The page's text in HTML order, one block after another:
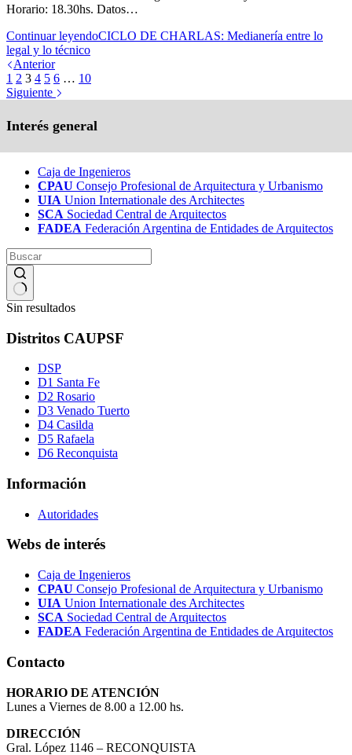
Horario: 18.30hs. Datos…
Continuar leyendoCICLO DE CHARLAS: Medianería entre lo
legal y lo técnico
Anterior
1 2 3 4 5 6 … 10
Siguiente
Interés general
Caja de Ingenieros
CPAU Consejo Profesional de Arquitectura y Urbanismo
UIA Union Internationale des Architectes
SCA Sociedad Central de Arquitectos
FADEA Federación Argentina de Entidades de Arquitectos
Sin resultados
Distritos CAUPSF
DSP
D1 Santa Fe
D2 Rosario
D3 Venado Tuerto
D4 Casilda
D5 Rafaela
D6 Reconquista
Información
Autoridades
Webs de interés
Caja de Ingenieros
CPAU Consejo Profesional de Arquitectura y Urbanismo
UIA Union Internationale des Architectes
SCA Sociedad Central de Arquitectos
FADEA Federación Argentina de Entidades de Arquitectos
Contacto
HORARIO DE ATENCIÓN
Lunes a Viernes de 8.00 a 12.00 hs.
DIRECCIÓN
Gral. López 1146 – RECONQUISTA